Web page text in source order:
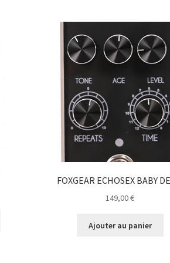
FOXGEAR ECHOSEX BABY
149,00€
Ajouter au panier